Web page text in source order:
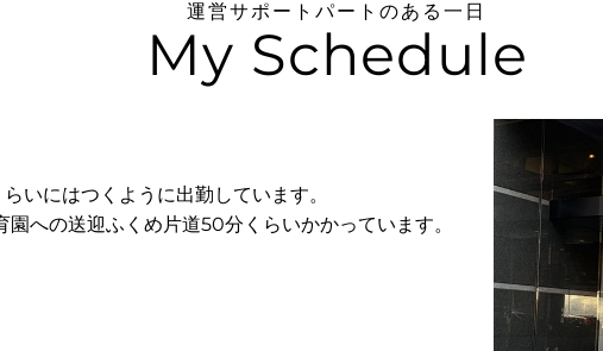
運営サポートパートのある一日
My Schedule
いにはつくように出勤しています。
園への送迎ふくめ片道50分くらいかかっています。